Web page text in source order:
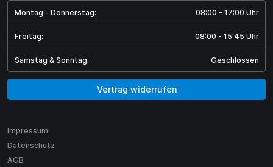
Montag - Donnerstag: 08:00 - 17:00 Uhr
Freitag: 08:00 - 15:45 Uhr
Samstag & Sonntag: Geschlossen
Vertrag widerrufen
Impressum
Datenschutz
AGB